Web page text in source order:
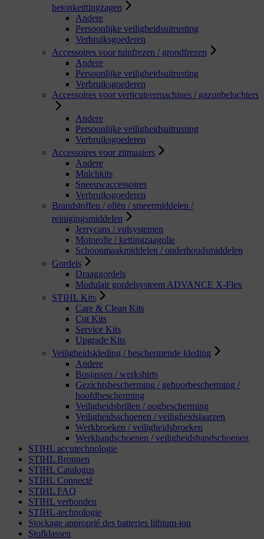
betonketttingzagen
Andere
Persoonlijke veiligheidsuitrusting
Verbruiksgoederen
Accessoires voor tuinfrezen / grondfrezen
Andere
Persoonlijke veiligheidsuitrusting
Verbruiksgoederen
Accessoires voor verticuteermachines / gazonbeluchters
Andere
Persoonlijke veiligheidsuitrusting
Verbruiksgoederen
Accessoires voor zitmaaiers
Andere
Mulchkits
Sneeuwaccessoires
Verbruiksgoederen
Brandstoffen / oliën / smeermiddelen /
reinigingsmiddelen
Jerrycans / vulsystemen
Motorolie / kettingzaagolie
Schoonmaakmiddelen / onderhoudsmiddelen
Gordels
Draaggordels
Modulair gordelsysteem ADVANCE X-Flex
STIHL Kits
Care & Clean Kits
Cut Kits
Service Kits
Upgrade Kits
Veiligheidskleding / beschermende kleding
Andere
Bosjassen / werkshirts
Gezichtsbescherming / gehoorbescherming /
hoofdbescherming
Veiligheidsbrillen / oogbescherming
Veiligheidsschoenen / veiligheidslaarzen
Werkbroeken / veiligheidsbroeken
Werkhandschoenen / veiligheidshandschoenen
STIHL accutechnologie
STIHL Bronnen
STIHL Catalogus
STIHL Connecté
STIHL FAQ
STIHL verbonden
STIHL-technologie
Stockage approprié des batteries lithium-ion
Stofklassen